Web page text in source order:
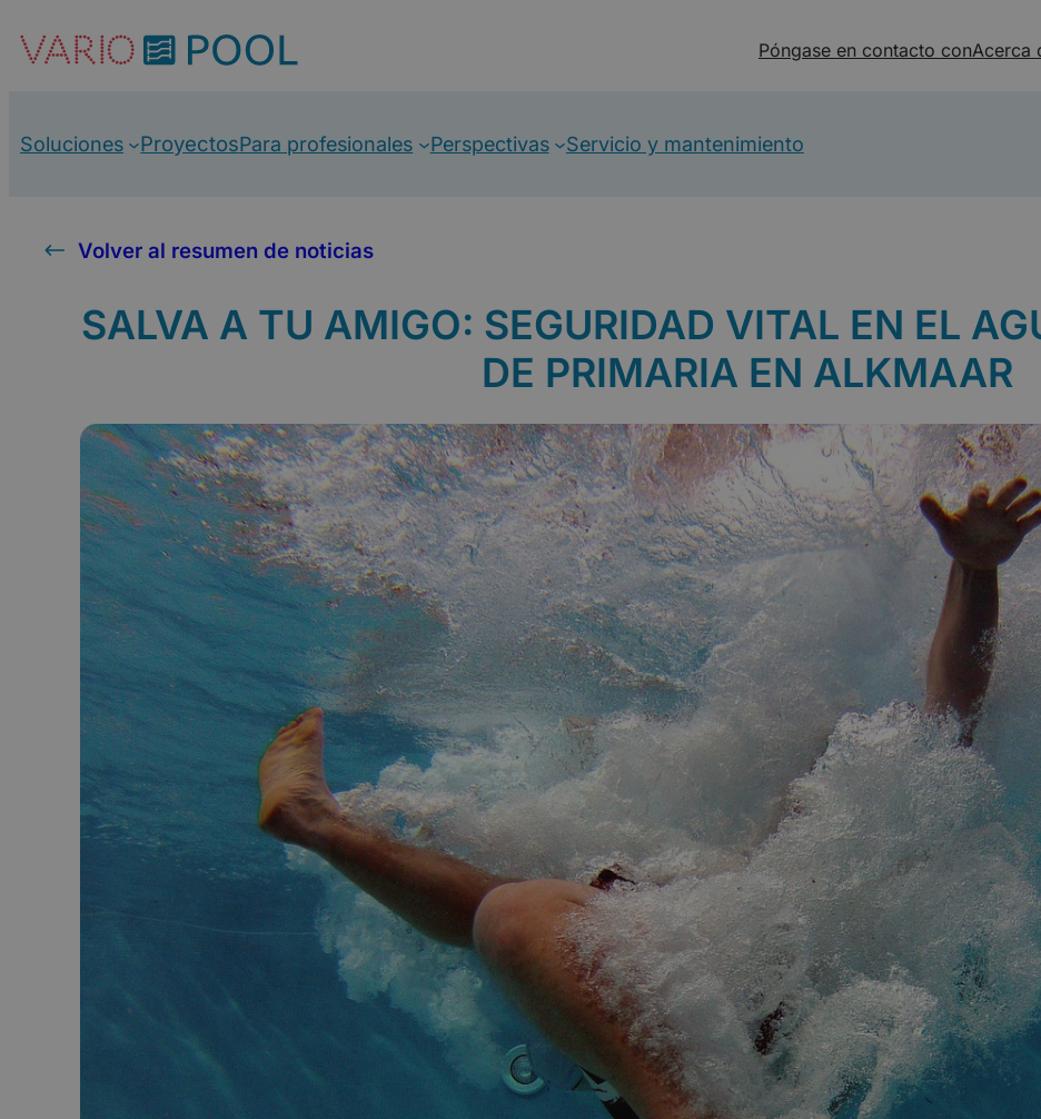
al
Póngase en contacto conAcerca
Soluciones ProyectosPara profesionales Perspectivas Servicio y mantenimiento
Volver al resumen de noticias
SALVA A TU AMIGO: SEGURIDAD VITAL EN EL
DE PRIMARIA EN ALKMAAR